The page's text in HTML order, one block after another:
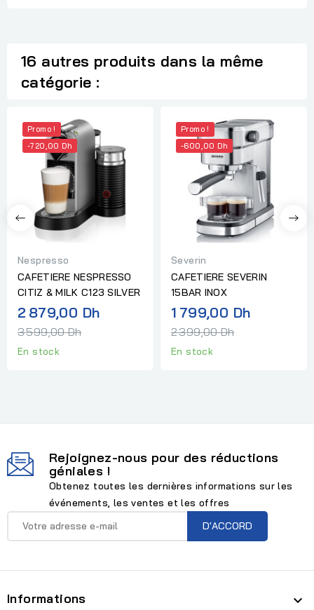
16 autres produits dans la même
catégorie :
Promo !
-720,00 Dh
Nespresso
CAFETIERE NESPRESSO
CITIZ & MILK C123 SILVER
2 879,00 DhPrix
3 599,00 Dh
En stock
Promo !
-600,00 Dh
Severin
CAFETIERE SEVERIN
15BAR INOX
1 799,00 DhPrix
2 399,00 Dh
En stock
Rejoignez-nous pour des réductions
géniales !
Obtenez toutes les dernières informations sur les
événements, les ventes et les offres
Informations 